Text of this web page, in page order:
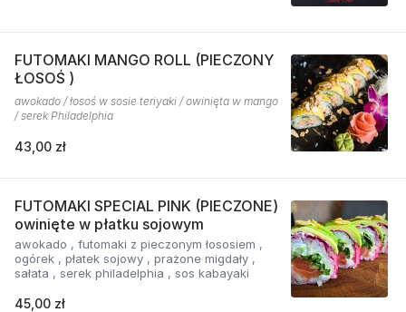
FUTOMAKI MANGO ROLL (PIECZONY
ŁOSOŚ )
awokado / łosoś w sosie teriyaki / owinięta w mango
/ serek Philadelphia
43,00 zł
FUTOMAKI SPECIAL PINK (PIECZONE)
owinięte w płatku sojowym
awokado , futomaki z pieczonym łososiem ,
ogórek , płatek sojowy , prażone migdały ,
sałata , serek philadelphia , sos kabayaki
45,00 zł